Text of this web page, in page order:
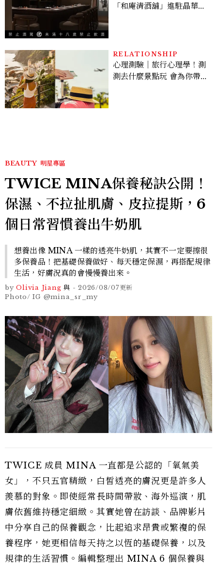
「和庵清酒舖」進駐晶華酒
RELATIONSHIP
心理測驗｜旅行心理學！測
測去什麼景點玩 會為你帶來
BEAUTY 明星專區
TWICE MINA保養秘訣公開！
保濕、不拉扯肌膚、皮拉提斯，6
個日常習慣養出牛奶肌
想養出像 MINA 一樣的透亮牛奶肌，其實不一定要擦很
多保養品！把基礎保養做好、每天穩定保濕，再搭配規律
生活，好膚況真的會慢慢養出來。
by Olivia Jiang 與 - 2026/08/07更新
Photo/ IG @mina_sr_my
TWICE 成員 MINA 一直都是公認的「氧氣美
女」，不只五官精緻，白皙透亮的膚況更是許多人
羨慕的對象。即使經常長時間帶妝、海外巡演，肌
膚依舊維持穩定細緻。其實她曾在訪談、品牌影片
中分享自己的保養觀念，比起追求昂貴或繁複的保
養程序，她更相信每天持之以恆的基礎保養，以及
規律的生活習慣。編輯整理出 MINA 6 個保養與